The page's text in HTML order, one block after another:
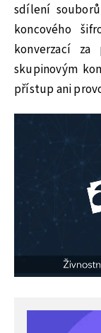
sdílení
koncového
konverzací
skupinovým
přístup ani